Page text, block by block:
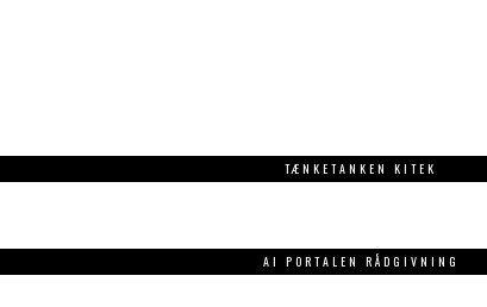
TÆNKETANKEN KITEK
AI PORTALEN RÅDGIVNING